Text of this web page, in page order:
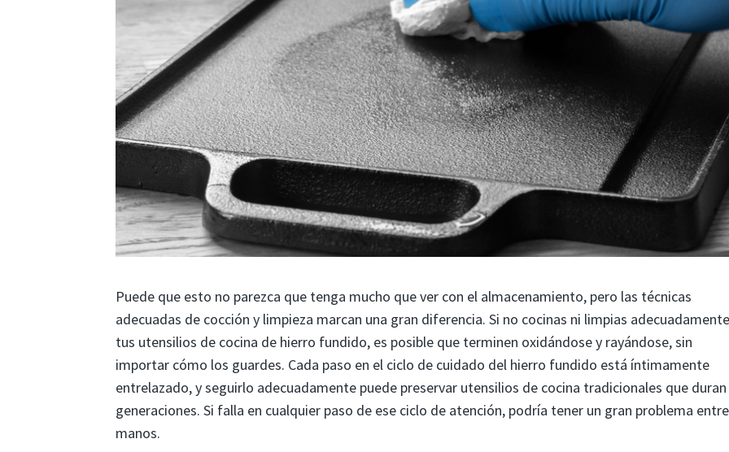
Puede que esto no parezca que tenga mucho que ver con el almacenamiento, pero las técnicas
adecuadas de cocción y limpieza marcan una gran diferencia. Si no cocinas ni limpias adecuadamente
tus utensilios de cocina de hierro fundido, es posible que terminen oxidándose y rayándose, sin
importar cómo los guardes. Cada paso en el ciclo de cuidado del hierro fundido está íntimamente
entrelazado, y seguirlo adecuadamente puede preservar utensilios de cocina tradicionales que duran
generaciones. Si falla en cualquier paso de ese ciclo de atención, podría tener un gran problema entre
manos.